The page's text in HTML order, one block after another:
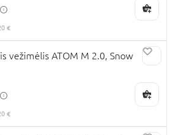
€
vežimėlis ATOM M 2.0, Snow
€